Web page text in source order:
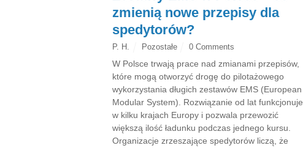
zmienią nowe przepisy dla
spedytorów?
P. H. Pozostałe 0 Comments
W Polsce trwają prace nad zmianami przepisów,
które mogą otworzyć drogę do pilotażowego
wykorzystania długich zestawów EMS (European
Modular System). Rozwiązanie od lat funkcjonuje
w kilku krajach Europy i pozwala przewozić
większą ilość ładunku podczas jednego kursu.
Organizacje zrzeszające spedytorów liczą, że